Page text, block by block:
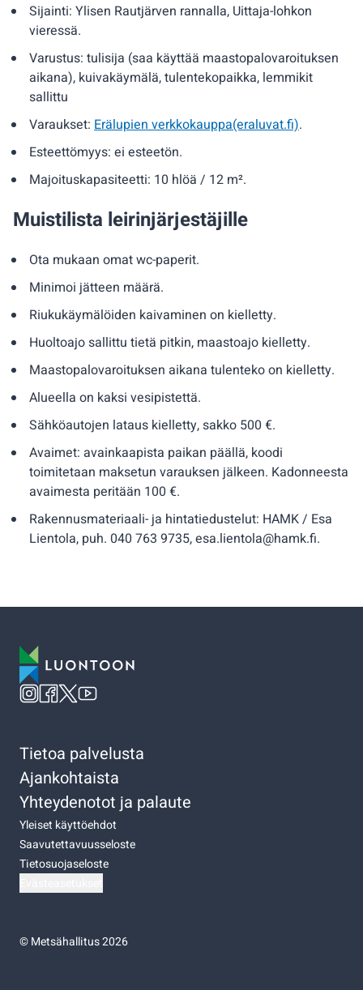
Sijainti: Ylisen Rautjärven rannalla, Uittaja-lohkon
vieressä.
Varustus: tulisija (saa käyttää maastopalovaroituksen
aikana), kuivakäymälä, tulentekopaikka, lemmikit
sallittu
Varaukset: Erälupien verkkokauppa(eraluvat.fi).
Esteettömyys: ei esteetön.
Majoituskapasiteetti: 10 hlöä / 12 m².
Muistilista leirinjärjestäjille
Ota mukaan omat wc-paperit.
Minimoi jätteen määrä.
Riukukäymälöiden kaivaminen on kielletty.
Huoltoajo sallittu tietä pitkin, maastoajo kielletty.
Maastopalovaroituksen aikana tulenteko on kielletty.
Alueella on kaksi vesipistettä.
Sähköautojen lataus kielletty, sakko 500 €.
Avaimet: avainkaapista paikan päällä, koodi
toimitetaan maksetun varauksen jälkeen. Kadonneesta
avaimesta peritään 100 €.
Rakennusmateriaali- ja hintatiedustelut: HAMK / Esa
Lientola, puh. 040 763 9735, esa.lientola@hamk.fi.
Tietoa palvelusta
Ajankohtaista
Yhteydenotot ja palaute
Yleiset käyttöehdot
Saavutettavuusseloste
Tietosuojaseloste
©Metsähallitus 2026